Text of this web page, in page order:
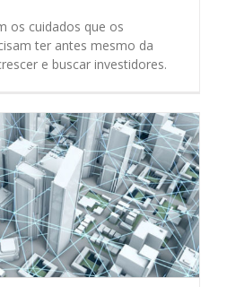
os cuidados que os
ter antes mesmo da
e buscar investidores.